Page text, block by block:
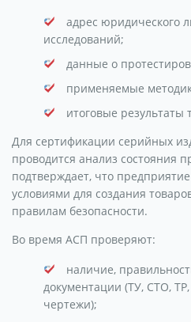
адрес юридического
исследований;
данные о
применяемые
итоговые результаты
Для сертификации серийных
проводится анализ состояния
подтверждает, что
условиями для создания
правилам безопасности.
Во время АСП проверяют:
наличие,
документации (ТУ, СТО,
чертежи);